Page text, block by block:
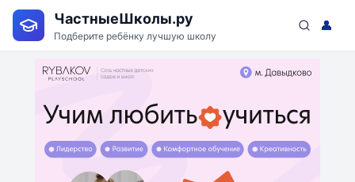
ЧастныеШколы.ру
Подберите ребёнку лучшую школу
👤